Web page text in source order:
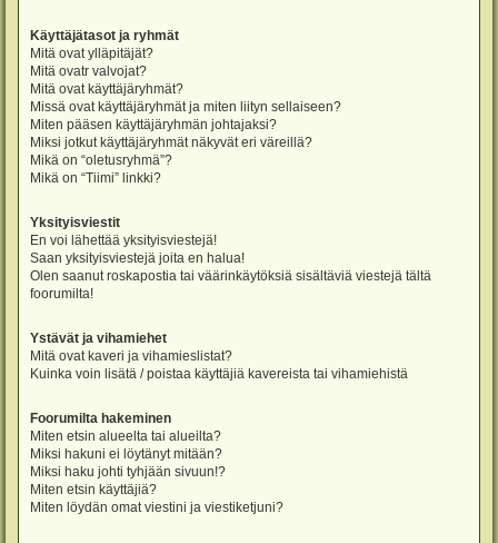
Käyttäjätasot ja ryhmät
Mitä ovat ylläpitäjät?
Mitä ovatr valvojat?
Mitä ovat käyttäjäryhmät?
Missä ovat käyttäjäryhmät ja miten liityn sellaiseen?
Miten pääsen käyttäjäryhmän johtajaksi?
Miksi jotkut käyttäjäryhmät näkyvät eri väreillä?
Mikä on “oletusryhmä”?
Mikä on “Tiimi” linkki?
Yksityisviestit
En voi lähettää yksityisviestejä!
Saan yksityisviestejä joita en halua!
Olen saanut roskapostia tai väärinkäytöksiä sisältäviä viestejä tältä
foorumilta!
Ystävät ja vihamiehet
Mitä ovat kaveri ja vihamieslistat?
Kuinka voin lisätä / poistaa käyttäjiä kavereista tai vihamiehistä
Foorumilta hakeminen
Miten etsin alueelta tai alueilta?
Miksi hakuni ei löytänyt mitään?
Miksi haku johti tyhjään sivuun!?
Miten etsin käyttäjiä?
Miten löydän omat viestini ja viestiketjuni?